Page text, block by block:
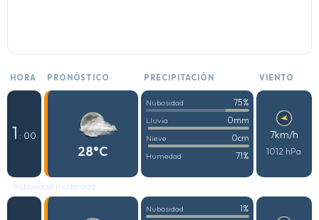
HORA PRONÓSTICO PRECIPITACIÓN VIENTO
1 : 00
28°C
Nubosidad 75%
Lluvia 0mm
Nieve 0cm
Humedad 71%
7km/h
1012 hPa
Nubosidad moderada
Nubosidad 1%